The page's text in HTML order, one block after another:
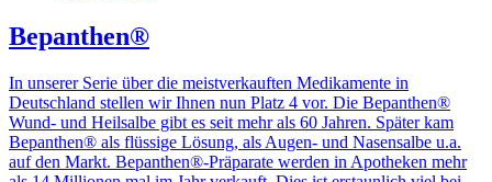
Bepanthen®
In unserer Serie über die meistverkauften Medikamente in
Deutschland stellen wir Ihnen nun Platz 4 vor. Die Bepanthen®
Wund- und Heilsalbe gibt es seit mehr als 60 Jahren. Später kam
Bepanthen® als flüssige Lösung, als Augen- und Nasensalbe u.a.
auf den Markt. Bepanthen®-Präparate werden in Apotheken mehr